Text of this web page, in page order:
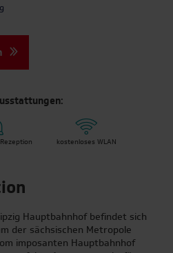
Reiseziele für
kostenloses WLAN
Hauptbahnhof befindet sich
der sächsischen Metropole
imposanten Hauptbahnhof